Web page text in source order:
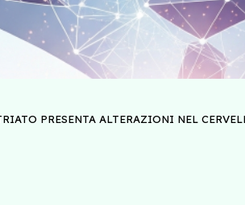
PRESENTA ALTERAZIONI NEL